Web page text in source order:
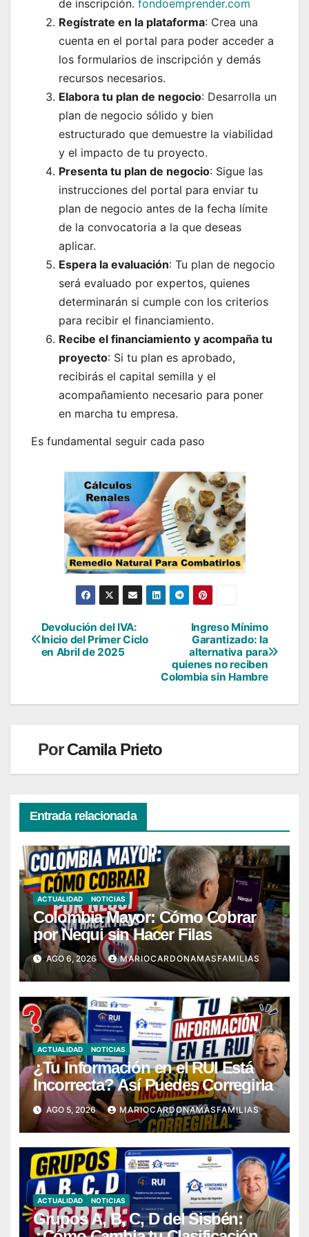
de inscripción. fondoemprender.com
Regístrate en la plataforma: Crea una
cuenta en el portal para poder acceder a
los formularios de inscripción y demás
recursos necesarios.
Elabora tu plan de negocio: Desarrolla un
plan de negocio sólido y bien
estructurado que demuestre la viabilidad
y el impacto de tu proyecto.
Presenta tu plan de negocio: Sigue las
instrucciones del portal para enviar tu
plan de negocio antes de la fecha límite
de la convocatoria a la que deseas
aplicar.
Espera la evaluación: Tu plan de negocio
será evaluado por expertos, quienes
determinarán si cumple con los criterios
para recibir el financiamiento.
Recibe el financiamiento y acompaña tu
proyecto: Si tu plan es aprobado,
recibirás el capital semilla y el
acompañamiento necesario para poner
en marcha tu empresa.
Es fundamental seguir cada paso
Navegación
de
Ingreso Mínimo
Garantizado: la
alternativa para
quienes no reciben
Colombia sin Hambre
Devolución del IVA:
Inicio del Primer Ciclo
en Abril de 2025
PorCamila Prieto
Entrada relacionada
ACTUALIDAD NOTICIAS
Colombia Mayor: Cómo Cobrar
por Nequi sin Hacer Filas
AGO 6, 2026 MARIOCARDONAMASFAMILIAS
ACTUALIDAD NOTICIAS
¿Tu Información en el RUI Está
Incorrecta? Así Puedes Corregirla
AGO 5, 2026 MARIOCARDONAMASFAMILIAS
ACTUALIDAD NOTICIAS
Grupos A, B, C, D del Sisbén: